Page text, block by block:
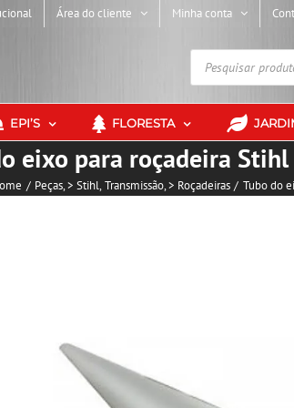
Área do cliente Minha conta
Pesquisar
produtos
EPI’S FLORESTA
eixo para roçadeira
Peças > Stihl Transmissão > Roçadeiras Tubo do